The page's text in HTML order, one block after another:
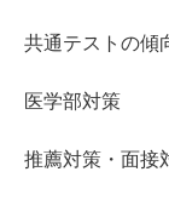
共通テストの傾
医学部対策
推薦対策・面接